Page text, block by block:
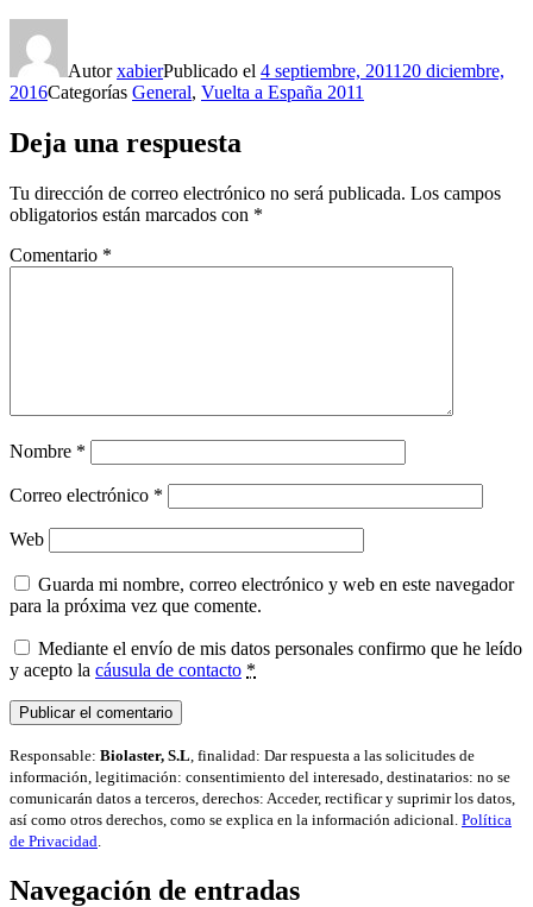
AutorxabierPublicado el 4 septiembre, 2011 20 diciembre,
2016Categorías General, Vuelta a España 2011
Deja una respuesta
Tu dirección de correo electrónico no será publicada. Los campos
obligatorios están marcados con *
Comentario *
Nombre *
Correo electrónico *
Web
Guarda mi nombre, correo electrónico y web en este navegador
para la próxima vez que comente.
Mediante el envío de mis datos personales confirmo que he leído
y acepto la cáusula de contacto *
Responsable: Biolaster, S.L , finalidad: Dar respuesta a las solicitudes de
información, legitimación: consentimiento del interesado, destinatarios: no se
comunicarán datos a terceros, derechos: Acceder, rectificar y suprimir los datos,
así como otros derechos, como se explica en la información adicional. Política
de Privacidad
Navegación de entradas